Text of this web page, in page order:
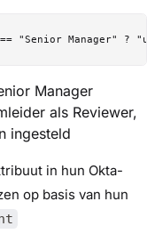
Manager
als Reviewer,
ingesteld
in hun Okta-
op basis van hun